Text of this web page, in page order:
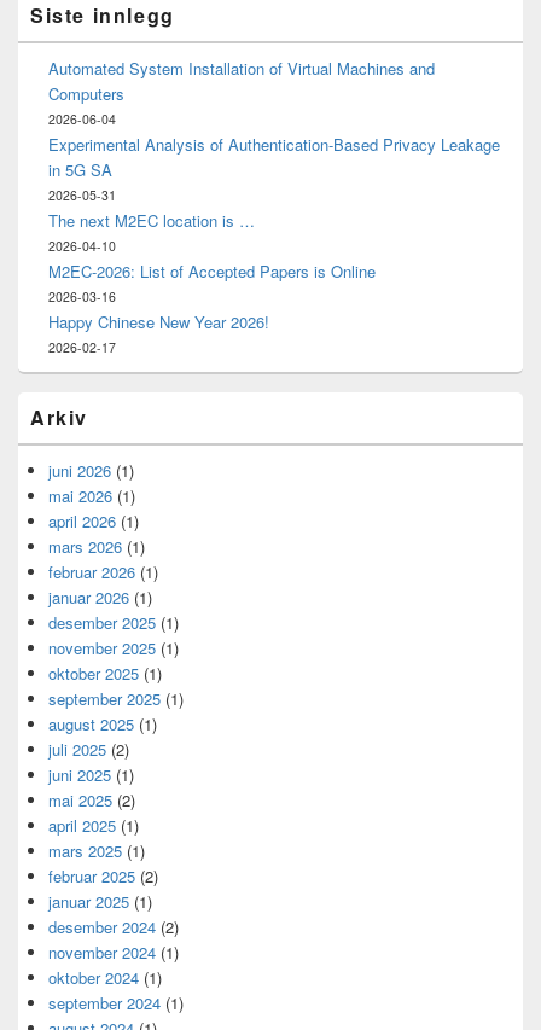
Siste innlegg
Automated System Installation of Virtual Machines and
Computers
2026-06-04
Experimental Analysis of Authentication-Based Privacy Leakage
in 5G SA
2026-05-31
The next M2EC location is …
2026-04-10
M2EC-2026: List of Accepted Papers is Online
2026-03-16
Happy Chinese New Year 2026!
2026-02-17
Arkiv
juni 2026 (1)
mai 2026 (1)
april 2026 (1)
mars 2026 (1)
februar 2026 (1)
januar 2026 (1)
desember 2025 (1)
november 2025 (1)
oktober 2025 (1)
september 2025 (1)
august 2025 (1)
juli 2025 (2)
juni 2025 (1)
mai 2025 (2)
april 2025 (1)
mars 2025 (1)
februar 2025 (2)
januar 2025 (1)
desember 2024 (2)
november 2024 (1)
oktober 2024 (1)
september 2024 (1)